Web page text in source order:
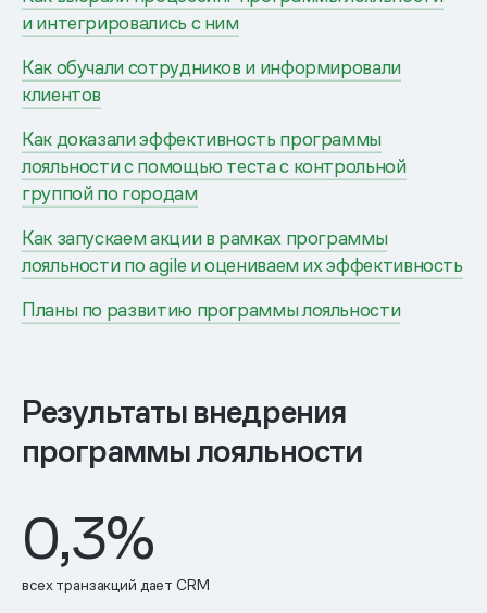
и интегрировались с ним
Как обучали сотрудников и информировали
клиентов
Как доказали эффективность программы
лояльности с помощью теста с контрольной
группой по городам
Как запускаем акции в рамках программы
лояльности по agile и оцениваем их эффективность
Планы по развитию программы лояльности
Результаты внедрения
программы лояльности
0,3%
всех транзакций дает CRM